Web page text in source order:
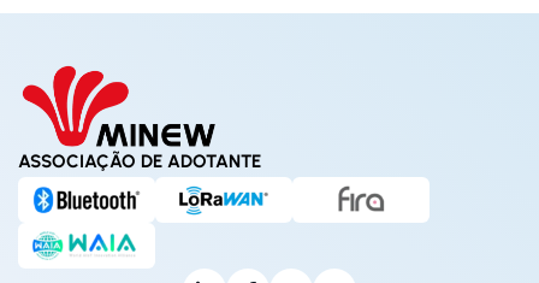
ASSOCIAÇÃO DE ADOTANTE